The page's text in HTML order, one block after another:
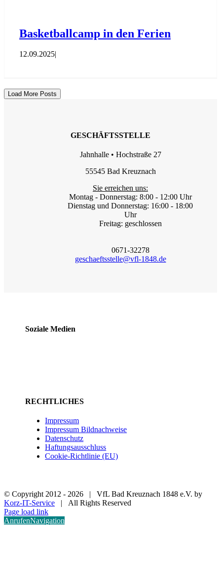
Basketballcamp in den Ferien
12.09.2025|
Load More Posts
GESCHÄFTSSTELLE
Jahnhalle • Hochstraße 27
55545 Bad Kreuznach
Sie erreichen uns:
Montag - Donnerstag: 8:00 - 12:00 Uhr
Dienstag und Donnerstag: 16:00 - 18:00
Uhr
Freitag: geschlossen
0671-32278
geschaeftsstelle@vfl-1848.de
Soziale Medien
RECHTLICHES
Impressum
Impressum Bildnachweise
Datenschutz
Haftungsausschluss
Cookie-Richtlinie (EU)
© Copyright 2012 - 2026 | VfL Bad Kreuznach 1848 e.V. by
Korz-IT-Service | All Rights Reserved
Page load link
AnrufenNavigation